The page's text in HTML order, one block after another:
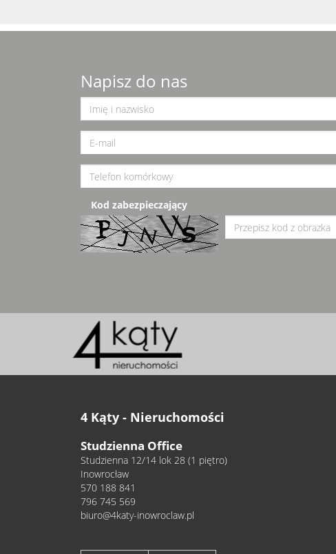
Napisz do nas
Kod zabezpieczający
4 Kąty - Nieruchomości
Studzienna Office
Studzienna 12/14 lok 28 (1 piętro)
Inowrocław
570 188 841
796 745 569
biuro@4katy-inowroclaw.pl